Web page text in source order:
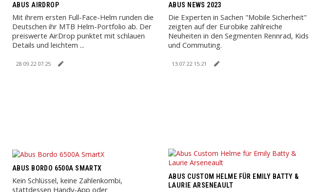
ABUS AIRDROP
Mit ihrem ersten Full-Face-Helm runden die
Deutschen ihr MTB Helm-Portfolio ab. Der
preiswerte AirDrop punktet mit schlauen
Details und leichtem ...
28.09.22 07:25
ABUS NEWS 2023
Die Experten in Sachen "Mobile Sicherheit"
zeigten auf der Eurobike zahlreiche
Neuheiten in den Segmenten Rennrad, Kids
und Commuting.
13.07.22 15:21
ABUS BORDO 6500A SMARTX
Kein Schlüssel, keine Zahlenkombi,
stattdessen Handy-App oder
ABUS CUSTOM HELME FÜR EMILY BATTY &
LAURIE ARSENEAULT